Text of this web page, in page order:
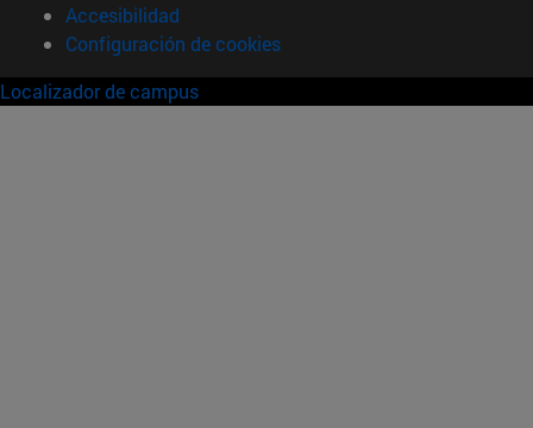
Accesibilidad
Configuración de cookies
Localizador de campus